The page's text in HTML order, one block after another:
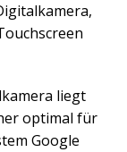
liegt
optimal für
Google